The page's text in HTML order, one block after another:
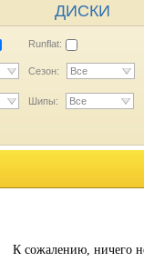
ДИСКИ
Runflat:
Сезон: Все
Шипы: Все
К сожалению, ничего